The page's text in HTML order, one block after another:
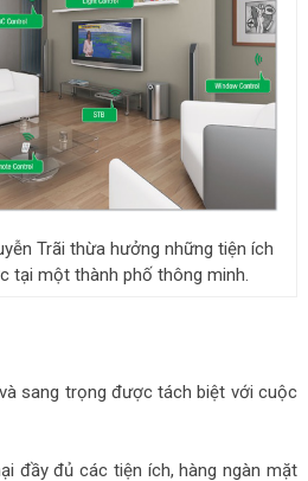
Trãi thừa hưởng những tiện ích
tại một thành phố thông minh.
sang trọng được tách biệt với cuộc
đầy đủ các tiện ích, hàng ngàn mặt